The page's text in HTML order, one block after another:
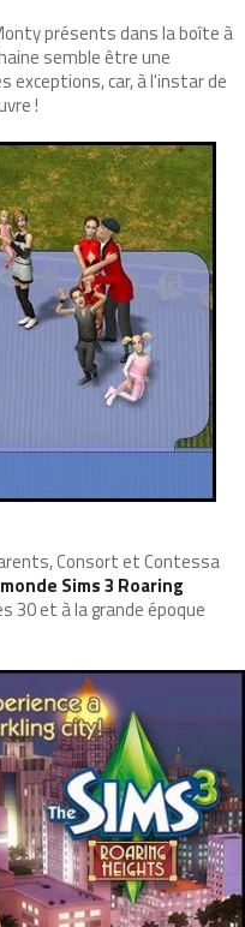
présents dans la boîte à
semble être une
exceptions, car, à l'instar de
!
Consort et Contessa
monde Sims 3 Roaring
30 et à la grande époque